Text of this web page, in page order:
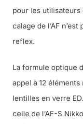
pour les utilisateurs
calage de l’AF
reflex.
La formule optique
appel à 12
lentilles en verre
celle de l’AF-S